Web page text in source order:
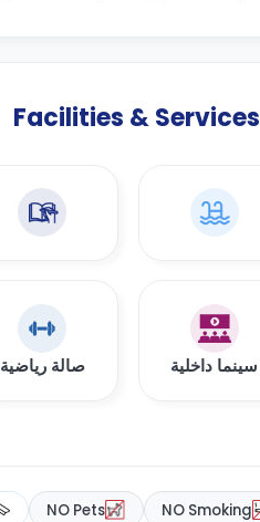
Facilities & Services
سينما داخلية صالة رياضية
NO Smoking
NO Pets